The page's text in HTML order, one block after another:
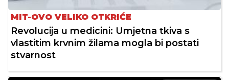
MIT-OVO VELIKO OTKRIĆE
Revolucija u medicini: Umjetna tkiva s
vlastitim krvnim žilama mogla bi postati
stvarnost